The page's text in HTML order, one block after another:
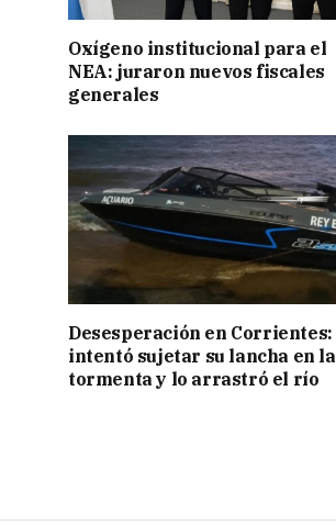
Oxígeno institucional para el
NEA: juraron nuevos fiscales
generales
Desesperación en Corrientes:
intentó sujetar su lancha en la
tormenta y lo arrastró el río